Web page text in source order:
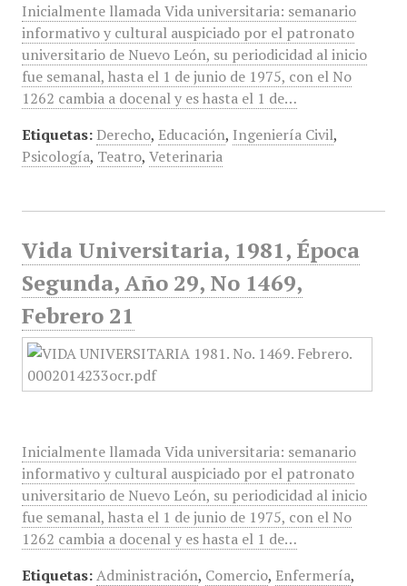
Inicialmente llamada Vida universitaria: semanario
informativo y cultural auspiciado por el patronato
universitario de Nuevo León, su periodicidad al inicio
fue semanal, hasta el 1 de junio de 1975, con el No
1262 cambia a docenal y es hasta el 1 de…
Etiquetas: Derecho, Educación, Ingeniería Civil,
Psicología, Teatro, Veterinaria
Vida Universitaria, 1981, Época
Segunda, Año 29, No 1469,
Febrero 21
Inicialmente llamada Vida universitaria: semanario
informativo y cultural auspiciado por el patronato
universitario de Nuevo León, su periodicidad al inicio
fue semanal, hasta el 1 de junio de 1975, con el No
1262 cambia a docenal y es hasta el 1 de…
Etiquetas: Administración, Comercio, Enfermería,